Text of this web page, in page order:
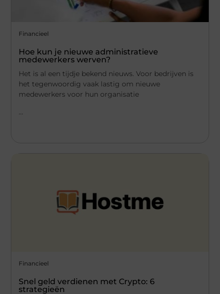
Financieel
Hoe kun je nieuwe administratieve
medewerkers werven?
Het is al een tijdje bekend nieuws. Voor bedrijven is
het tegenwoordig vaak lastig om nieuwe
medewerkers voor hun organisatie
...
Financieel
Snel geld verdienen met Crypto: 6
strategieën